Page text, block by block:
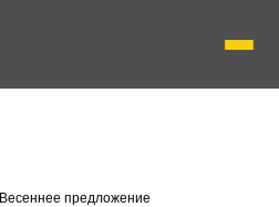
Весеннее предложение